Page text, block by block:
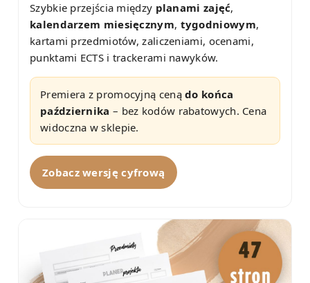
Szybkie przejścia między planami zajęć,
kalendarzem miesięcznym, tygodniowym,
kartami przedmiotów, zaliczeniami, ocenami,
punktami ECTS i trackerami nawyków.
Premiera z promocyjną cenądo końca
października – bez kodów rabatowych. Cena
widoczna w sklepie.
Zobacz wersję cyfrową